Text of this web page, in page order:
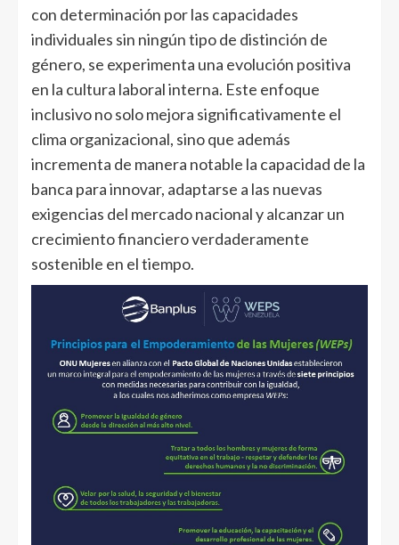
con determinación por las capacidades
individuales sin ningún tipo de distinción de
género, se experimenta una evolución positiva
en la cultura laboral interna. Este enfoque
inclusivo no solo mejora significativamente el
clima organizacional, sino que además
incrementa de manera notable la capacidad de la
banca para innovar, adaptarse a las nuevas
exigencias del mercado nacional y alcanzar un
crecimiento financiero verdaderamente
sostenible en el tiempo.